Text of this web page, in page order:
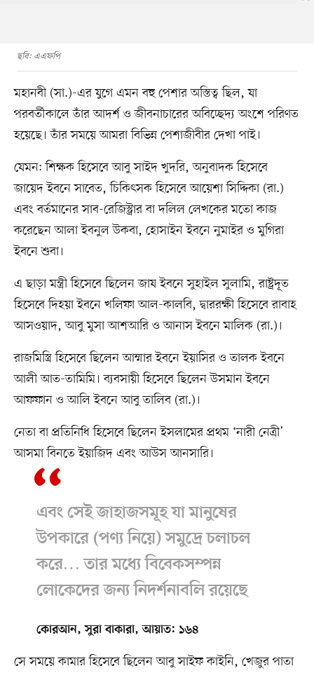
ছবি: এএফপি
মহানবী (সা.)-এর যুগে এমন বহু পেশার অস্তিত্ব ছিল, যা
পরবর্তীকালে তাঁর আদর্শ ও জীবনাচারের অবিচ্ছেদ্য অংশে পরিণত
হয়েছে। তাঁর সময়ে আমরা বিভিন্ন পেশাজীবীর দেখা পাই।
যেমন: শিক্ষক হিসেবে আবু সাইদ খুদরি, অনুবাদক হিসেবে
জায়েদ ইবনে সাবেত, চিকিৎসক হিসেবে আয়েশা সিদ্দিকা (রা.)
এবং বর্তমানের সাব-রেজিস্ট্রার বা দলিল লেখকের মতো কাজ
করেছেন আলা ইবনুল উকবা, হোসাইন ইবনে নুমাইর ও মুগিরা
ইবনে শুবা।
এ ছাড়া মন্ত্রী হিসেবে ছিলেন জায ইবনে সুহাইল সুলামি, রাষ্ট্রদূত
হিসেবে দিহয়া ইবনে খলিফা আল-কালবি, দ্বাররক্ষী হিসেবে রাবাহ
আসওয়াদ, আবু মুসা আশআরি ও আনাস ইবনে মালিক (রা.)।
রাজমিস্ত্রি হিসেবে ছিলেন আম্মার ইবনে ইয়াসির ও তালক ইবনে
আলী আত-তামিমি। ব্যবসায়ী হিসেবে ছিলেন উসমান ইবনে
আফফান ও আলি ইবনে আবু তালিব (রা.)।
নেতা বা প্রতিনিধি হিসেবে ছিলেন ইসলামের প্রথম ‘নারী নেত্রী’
আসমা বিনতে ইয়াজিদ এবং আউস আনসারি।
এবং সেই জাহাজসমূহ যা মানুষের
উপকারে (পণ্য নিয়ে) সমুদ্রে চলাচল
করে… তার মধ্যে বিবেকসম্পন্ন
লোকেদের জন্য নিদর্শনাবলি রয়েছে
কোরআন, সুরা বাকারা, আয়াত: ১৬৪
সে সময়ে কামার হিসেবে ছিলেন আবু সাইফ কাইনি, খেজুর পাতা